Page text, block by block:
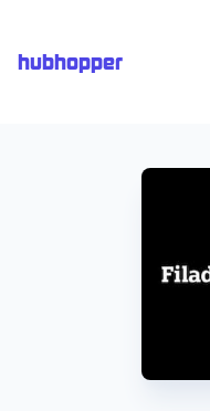
hubhopper